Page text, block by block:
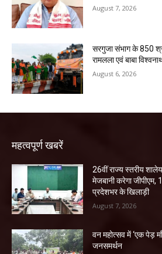
August 7, 2026
सरगुजा संभाग के 850
रामलला एवं बाबा
August 6, 2026
महत्वपूर्ण खबरें
26वीं राज्य स्तरीय
मेजबानी करेगा
प्रदेशभर के खिलाड़ी
August 7, 2026
वन महोत्सव में ‘एक पेड़
जनसमर्थन